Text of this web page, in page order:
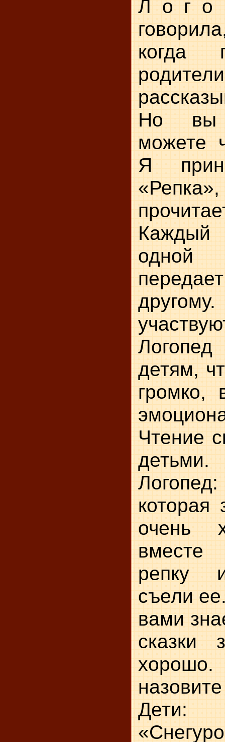
Л о г о
когда
Но вы
можете
Я
одной
детям,
громко,
Чтение
детьми.
которая
очень
репку
съели
вами
сказки
хорошо.
Дети: